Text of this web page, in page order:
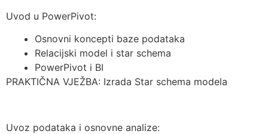
Uvod u PowerPivot:
Osnovni koncepti baze podataka
Relacijski model i star schema
PowerPivot i BI
PRAKTIČNA VJEŽBA: Izrada Star schema modela
Uvoz podataka i osnovne analize: